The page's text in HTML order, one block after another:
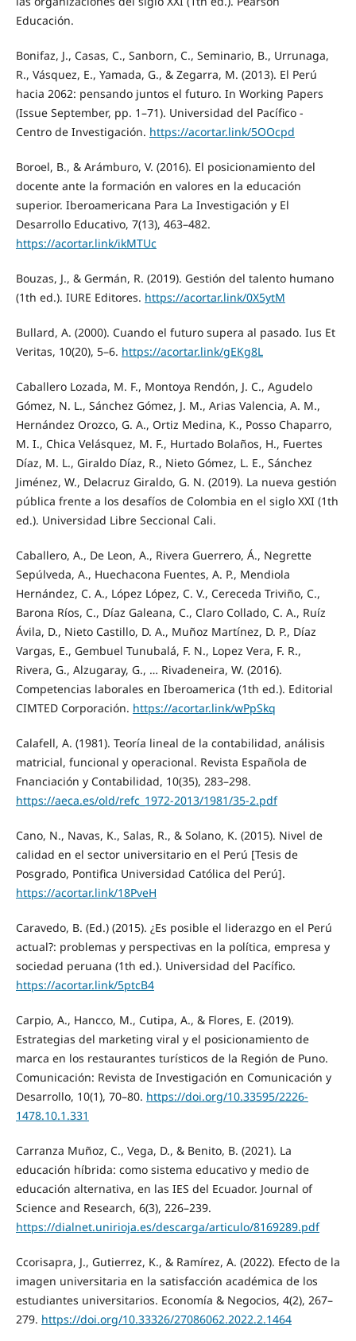
Educación.
Bonifaz, J., Casas, C., Sanborn, C., Seminario, B., Urrunaga,
R., Vásquez, E., Yamada, G., & Zegarra, M. (2013). El Perú
hacia 2062: pensando juntos el futuro. In Working Papers
(Issue September, pp. 1–71). Universidad del Pacífico -
Centro de Investigación. https://acortar.link/5OOcpd
Boroel, B., & Arámburo, V. (2016). El posicionamiento del
docente ante la formación en valores en la educación
superior. Iberoamericana Para La Investigación y El
Desarrollo Educativo, 7(13), 463–482.
https://acortar.link/ikMTUc
Bouzas, J., & Germán, R. (2019). Gestión del talento humano
(1th ed.). IURE Editores. https://acortar.link/0X5ytM
Bullard, A. (2000). Cuando el futuro supera al pasado. Ius Et
Veritas, 10(20), 5–6. https://acortar.link/gEKg8L
Caballero Lozada, M. F., Montoya Rendón, J. C., Agudelo
Gómez, N. L., Sánchez Gómez, J. M., Arias Valencia, A. M.,
Hernández Orozco, G. A., Ortiz Medina, K., Posso Chaparro,
M. I., Chica Velásquez, M. F., Hurtado Bolaños, H., Fuertes
Díaz, M. L., Giraldo Díaz, R., Nieto Gómez, L. E., Sánchez
Jiménez, W., Delacruz Giraldo, G. N. (2019). La nueva gestión
pública frente a los desafíos de Colombia en el siglo XXI (1th
ed.). Universidad Libre Seccional Cali.
Caballero, A., De Leon, A., Rivera Guerrero, Á., Negrette
Sepúlveda, A., Huechacona Fuentes, A. P., Mendiola
Hernández, C. A., López López, C. V., Cereceda Triviño, C.,
Barona Ríos, C., Díaz Galeana, C., Claro Collado, C. A., Ruíz
Ávila, D., Nieto Castillo, D. A., Muñoz Martínez, D. P., Díaz
Vargas, E., Gembuel Tunubalá, F. N., Lopez Vera, F. R.,
Rivera, G., Alzugaray, G., … Rivadeneira, W. (2016).
Competencias laborales en Iberoamerica (1th ed.). Editorial
CIMTED Corporación. https://acortar.link/wPpSkq
Calafell, A. (1981). Teoría lineal de la contabilidad, análisis
matricial, funcional y operacional. Revista Española de
Fnanciación y Contabilidad, 10(35), 283–298.
https://aeca.es/old/refc_1972-2013/1981/35-2.pdf
Cano, N., Navas, K., Salas, R., & Solano, K. (2015). Nivel de
calidad en el sector universitario en el Perú [Tesis de
Posgrado, Pontifica Universidad Católica del Perú].
https://acortar.link/18PveH
Caravedo, B. (Ed.) (2015). ¿Es posible el liderazgo en el Perú
actual?: problemas y perspectivas en la política, empresa y
sociedad peruana (1th ed.). Universidad del Pacífico.
https://acortar.link/5ptcB4
Carpio, A., Hancco, M., Cutipa, A., & Flores, E. (2019).
Estrategias del marketing viral y el posicionamiento de
marca en los restaurantes turísticos de la Región de Puno.
Comunicación: Revista de Investigación en Comunicación y
Desarrollo, 10(1), 70–80. https://doi.org/10.33595/2226-
1478.10.1.331
Carranza Muñoz, C., Vega, D., & Benito, B. (2021). La
educación híbrida: como sistema educativo y medio de
educación alternativa, en las IES del Ecuador. Journal of
Science and Research, 6(3), 226–239.
https://dialnet.unirioja.es/descarga/articulo/8169289.pdf
Ccorisapra, J., Gutierrez, K., & Ramírez, A. (2022). Efecto de la
imagen universitaria en la satisfacción académica de los
estudiantes universitarios. Economía & Negocios, 4(2), 267–
279. https://doi.org/10.33326/27086062.2022.2.1464